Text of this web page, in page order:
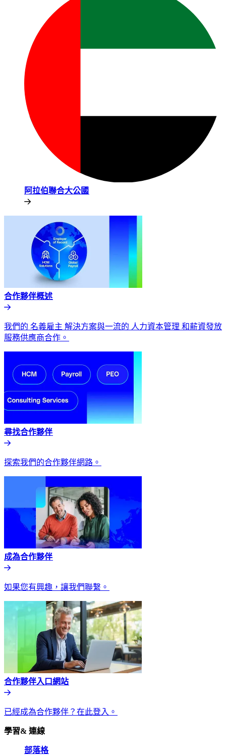
阿拉伯聯合大公國​​
合作夥伴概述​​
我們的 名義雇主 解決方案與一流的 人力資本管理 和薪資發放
服務供應商合作。​​
尋找合作夥伴​​
探索我們的合作夥伴網路。​​
成為合作夥伴​​
如果您有興趣，讓我們聯繫。​​
合作夥伴入口網站​​
已經成為合作夥伴？在此登入。​​
學習& 連線​​
部落格​​